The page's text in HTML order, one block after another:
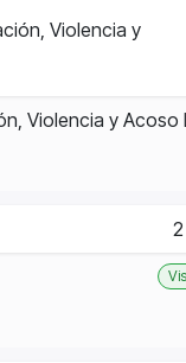
Violencia y
Violencia y Acoso
2